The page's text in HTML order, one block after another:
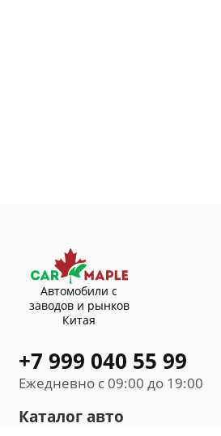
Автомобили с
заводов и рынков
Китая
+7 999 040 55 99
Ежедневно с 09:00 до 19:00
Каталог авто